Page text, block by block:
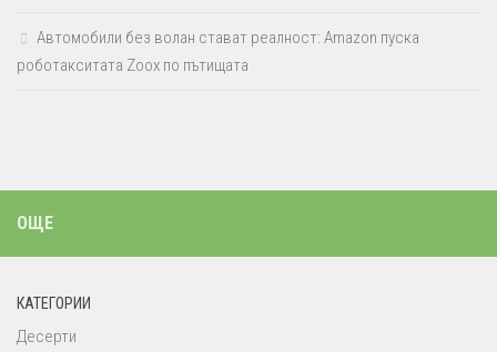
Автомобили без волан стават реалност: Amazon пуска
роботакситата Zoox по пътищата
ОЩЕ
КАТЕГОРИИ
Десерти